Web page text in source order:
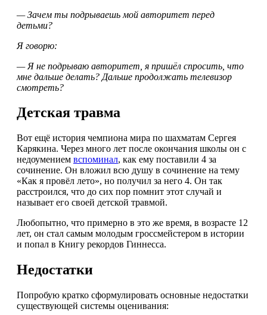
— Зачем ты подрываешь мой авторитет перед
детьми?
Я говорю:
— Я не подрываю авторитет, я пришёл спросить, что
мне дальше делать? Дальше продолжать телевизор
смотреть?
Детская травма
Вот ещё история чемпиона мира по шахматам Сергея
Карякина. Через много лет после окончания школы он с
недоумением вспоминал, как ему поставили 4 за
сочинение. Он вложил всю душу в сочинение на тему
«Как я провёл лето», но получил за него 4. Он так
расстроился, что до сих пор помнит этот случай и
называет его своей детской травмой.
Любопытно, что примерно в это же время, в возрасте 12
лет, он стал самым молодым гроссмейстером в истории
и попал в Книгу рекордов Гиннесса.
Недостатки
Попробую кратко сформулировать основные недостатки
существующей системы оценивания: